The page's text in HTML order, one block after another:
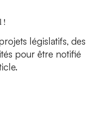
!
législatifs, des
pour être notifié